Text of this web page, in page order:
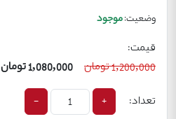
وضعیت:موجود
قیمت:
1,200,000تومان 1,080,000تومان
تعداد:
+
1
-